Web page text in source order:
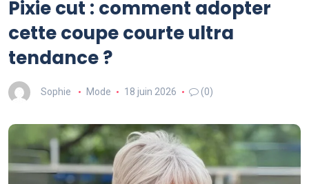
Pixie cut : comment adopter
cette coupe courte ultra
tendance ?
Sophie Mode 18 juin 2026 (0)